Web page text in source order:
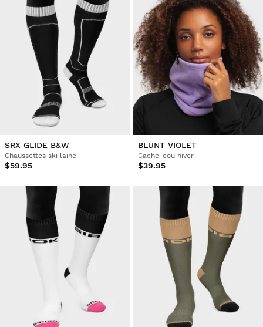
SRX GLIDE B&W
Chaussettes ski laine
$59.95
BLUNT VIOLET
Cache-cou hiver
$39.95